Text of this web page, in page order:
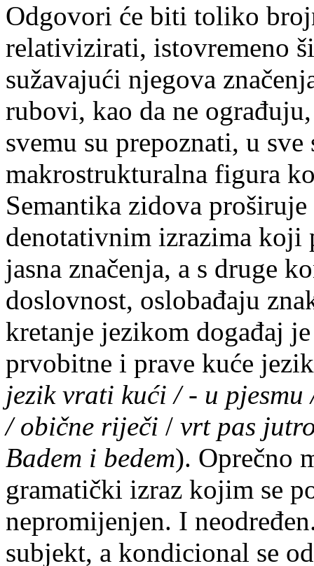
Odgovori će biti toliko
relativizirati, istovremeno
sužavajući njegova
rubovi, kao da ne
svemu su prepoznati, u
makrostrukturalna figura
Semantika zidova
denotativnim izrazima
jasna značenja, a s druge
doslovnost, oslobađaju
kretanje jezikom događaj
prvobitne i prave kuće
jezik vrati kući / - u
/ obične riječi / vrt pas
Badem i bedem). Oprečno
gramatički izraz kojim se
nepromijenjen. I
subjekt, a kondicional se